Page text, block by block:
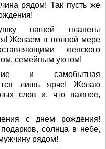
рядом! Так пусть же
нашей планеты
Желаем в полной мере
женского
семейным уютом!
и самобытная
лишь ярче! Желаю
слов и, что важнее,
с днем рождения!
солнца в небе,
рядом!